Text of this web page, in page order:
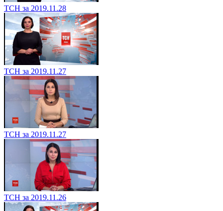
ТСН за 2019.11.28
ТСН за 2019.11.27
ТСН за 2019.11.27
ТСН за 2019.11.26